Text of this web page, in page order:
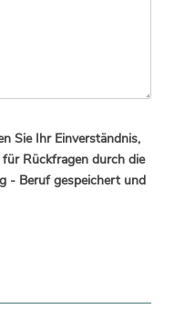
Sie Ihr Einverständnis,
Rückfragen durch die
- Beruf gespeichert und